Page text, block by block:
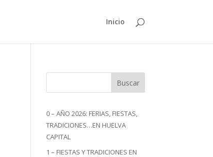
Inicio
Buscar
0 – AÑO 2026: FERIAS, FIESTAS,
TRADICIONES…EN HUELVA
CAPITAL
1 – FIESTAS Y TRADICIONES EN